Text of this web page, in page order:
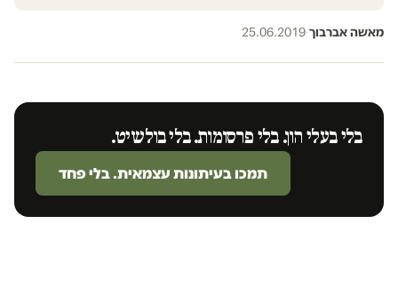
מאשה אברבוך·
25.06.2019
בלי בעלי הון. בלי פרסומות. בלי בולשיט.
תמכו בעיתונות עצמאית. בלי פחד